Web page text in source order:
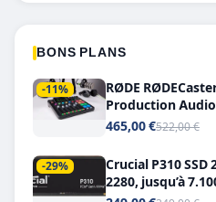
BONS PLANS
-11%
RØDE
Production
Double USB-C
465,00 €522,00 €
-29%
Crucial P310 SSD
2280, jusqu’à